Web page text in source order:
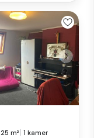
|25 m² |1 kamer